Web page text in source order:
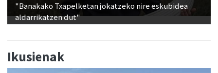
"Banakako Txapelketan jokatzeko nire eskubidea
aldarrikatzen dut"
Ikusienak